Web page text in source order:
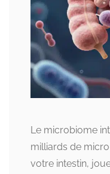
Le microbiome
milliards de
votre intestin,